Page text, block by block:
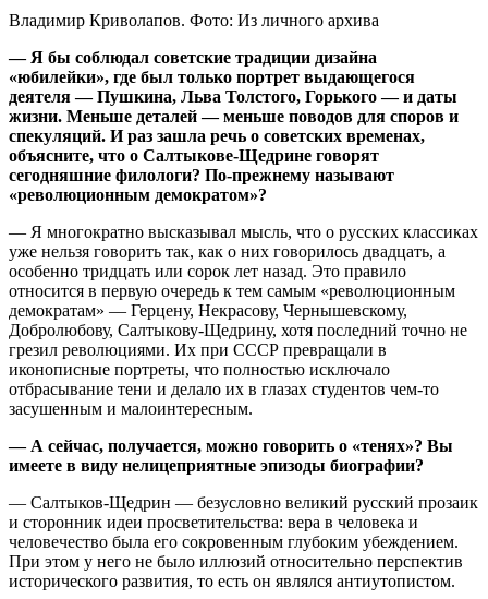
Владимир Криволапов. Фото: Из личного архива
— Я бы соблюдал советские традиции дизайна
«юбилейки», где был только портрет выдающегося
деятеля — Пушкина, Льва Толстого, Горького — и даты
жизни. Меньше деталей — меньше поводов для споров и
спекуляций. И раз зашла речь о советских временах,
объясните, что о Салтыкове-Щедрине говорят
сегодняшние филологи? По-прежнему называют
«революционным демократом»?
— Я многократно высказывал мысль, что о русских классиках
уже нельзя говорить так, как о них говорилось двадцать, а
особенно тридцать или сорок лет назад. Это правило
относится в первую очередь к тем самым «революционным
демократам» — Герцену, Некрасову, Чернышевскому,
Добролюбову, Салтыкову-Щедрину, хотя последний точно не
грезил революциями. Их при СССР превращали в
иконописные портреты, что полностью исключало
отбрасывание тени и делало их в глазах студентов чем-то
засушенным и малоинтересным.
— А сейчас, получается, можно говорить о «тенях»? Вы
имеете в виду нелицеприятные эпизоды биографии?
— Салтыков-Щедрин — безусловно великий русский прозаик
и сторонник идеи просветительства: вера в человека и
человечество была его сокровенным глубоким убеждением.
При этом у него не было иллюзий относительно перспектив
исторического развития, то есть он являлся антиутопистом.